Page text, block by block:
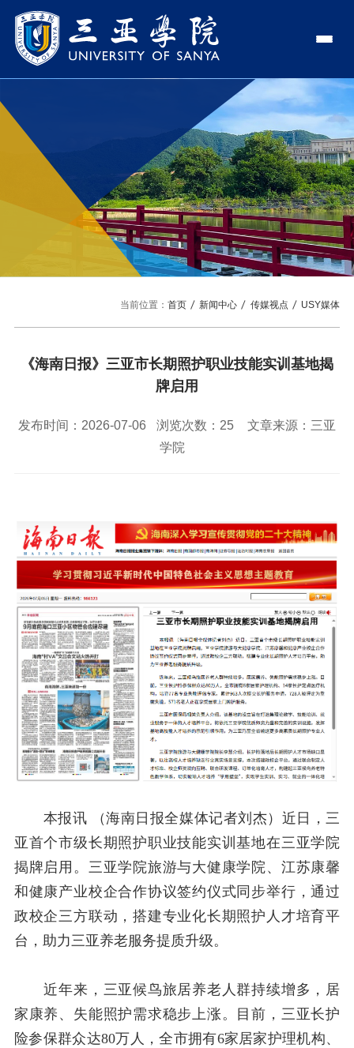
学校领导
理事长
党委书记、政府督导专员
学校简介
走近理事长
学校机构
校园风景
学院与部门
社会治理学院
艺术创意与数字设计学院
文学院
新能源与智能网联汽车学院
旅游与大健康学院
信息与智能工程学院
新闻中心
传媒视点
USY媒体
USY印象
三亚学院公共外交研究中心
招生信息
就业服务
图书馆
教务管理系统 办公OA系统
人才招聘
信息公开
访客
English
当前位置： 首页 新闻中心 传媒视点 USY媒体
《海南日报》三亚市长期照护职业技能实训基地揭
牌启用
发布时间：2026-07-06 浏览次数： 25
文章来源：三亚
学院
本报讯 （海南日报全媒体记者刘杰）近日，三
亚首个市级长期照护职业技能实训基地在三亚学院
揭牌启用。三亚学院旅游与大健康学院、江苏康馨
和健康产业校企合作协议签约仪式同步举行，通过
政校企三方联动，搭建专业化长期照护人才培育平
台，助力三亚养老服务提质升级。
近年来，三亚候鸟旅居养老人群持续增多，居
家康养、失能照护需求稳步上涨。目前，三亚长护
险参保群众达80万人，全市拥有6家居家护理机构、